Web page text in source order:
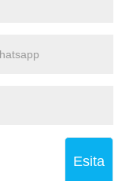
Esita